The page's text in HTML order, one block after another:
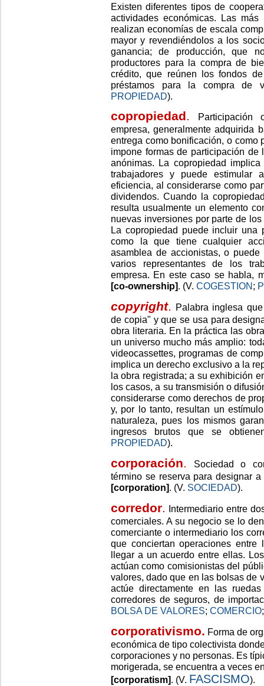
Existen diferentes tipos de
actividades económicas. Las
realizan economías de escala
mayor y revendiéndolos a los
ganancia; de producción, que
productores para la compra de
crédito, que reúnen los fondos
préstamos para la compra de
PROPIEDAD).
copropiedad.
empresa, generalmente adquirida
entrega como bonificación, o como
impone formas de participación
anónimas. La copropiedad
trabajadores y puede
eficiencia, al considerarse como
dividendos. Cuando la
resulta usualmente un elemento
nuevas inversiones por parte de
La copropiedad puede incluir una
como la que tiene cualquier
asamblea de accionistas, o
varios representantes de los
empresa. En este caso se habla,
[co-ownership]. (V. COGESTION ;
copyright. Palabra inglesa
de copia" y que se usa para
obra literaria. En la práctica las
un universo mucho más amplio:
videocassettes, programas de
implica un derecho exclusivo a la
la obra registrada; a su exhibición
los casos, a su transmisión o
considerarse como derechos de
y, por lo tanto, resultan un
naturaleza, pues los mismos
ingresos brutos que se
PROPIEDAD).
corporación.
Sociedad o
término se reserva para designar
[corporation]. (V. SOCIEDAD).
corredor. Intermediario entre
comerciales. A su negocio se lo
comerciante o intermediario los
que conciertan operaciones entre
llegar a un acuerdo entre ellas.
actúan como comisionistas del
valores, dado que en las bolsas de
actúe directamente en las
corredores de seguros, de
BOLSA DE VALORES; COMERCIO
corporativismo. Forma de
económica de tipo colectivista
corporaciones y no personas. Es
morigerada, se encuentra a veces
[corporatism] . (V. FASCISMO).